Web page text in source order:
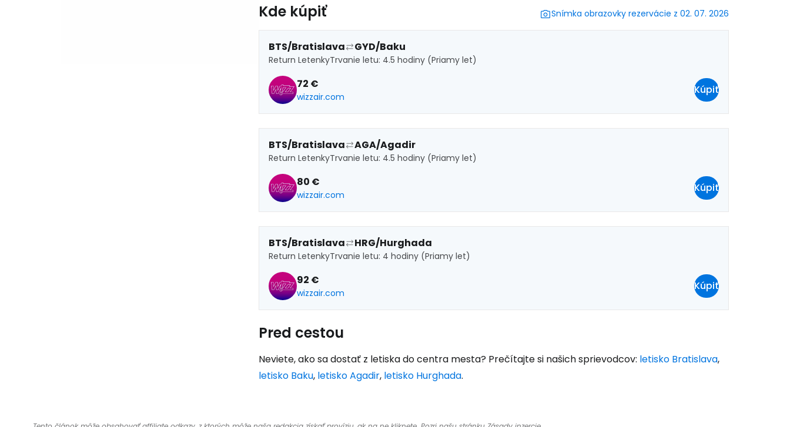
Kde kúpiť Snímka obrazovky rezervácie z 02. 07. 2026
BTS/Bratislava GYD/Baku
Return LetenkyTrvanie letu: 4.5 hodiny (Priamy let)
72 €
wizzair.com
Kúpiť
BTS/Bratislava AGA/Agadir
Return LetenkyTrvanie letu: 4.5 hodiny (Priamy let)
80 €
wizzair.com
Kúpiť
BTS/Bratislava HRG/Hurghada
Return LetenkyTrvanie letu: 4 hodiny (Priamy let)
92 €
wizzair.com
Kúpiť
Pred cestou
Neviete, ako sa dostať z letiska do centra mesta? Prečítajte si našich sprievodcov: letisko Bratislava,
letisko Baku, letisko Agadir, letisko Hurghada.
Pokračovať na Facebooku